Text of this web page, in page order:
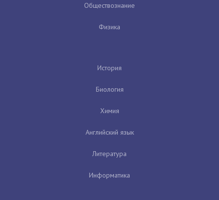
Обществознание
Физика
История
Биология
Химия
Английский язык
Литература
Информатика